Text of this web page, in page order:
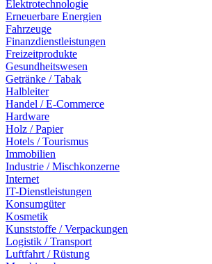
Elektrotechnologie
Erneuerbare Energien
Fahrzeuge
Finanzdienstleistungen
Freizeitprodukte
Gesundheitswesen
Getränke / Tabak
Halbleiter
Handel / E-Commerce
Hardware
Holz / Papier
Hotels / Tourismus
Immobilien
Industrie / Mischkonzerne
Internet
IT-Dienstleistungen
Konsumgüter
Kosmetik
Kunststoffe / Verpackungen
Logistik / Transport
Luftfahrt / Rüstung